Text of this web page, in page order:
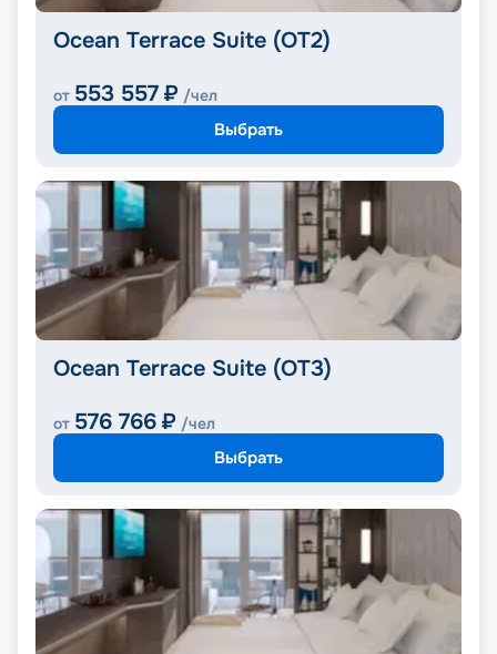
Ocean Terrace Suite (OT2)
от 553 557 ₽ /чел
Выбрать
Ocean Terrace Suite (OT3)
от 576 766 ₽ /чел
Выбрать